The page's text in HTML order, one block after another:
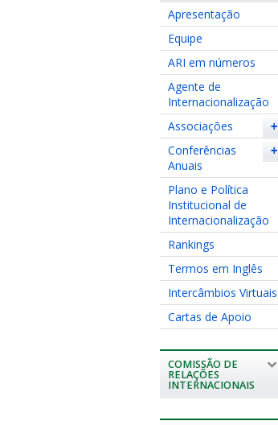
Apresentação
Equipe
ARI em números
Agente de
Internacionalização
+
Associações
+
Conferências
Anuais
Plano e Política
Institucional de
Internacionalização
Rankings
Termos em Inglês
Intercâmbios Virtuais
Cartas de Apoio
COMISSÃO DE
RELAÇÕES
INTERNACIONAIS